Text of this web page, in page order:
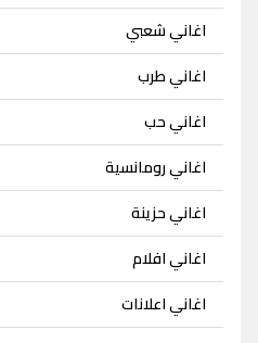
اغاني شعبي
اغاني طرب
اغاني حب
اغاني رومانسية
اغاني حزينة
اغاني افلام
اغاني اعلانات